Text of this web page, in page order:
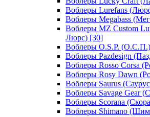
Воблеры Lurefans
Воблеры Megabass
Воблеры MZ Custom
Люрс) [30]
Воблеры O.S.P. (О.С.П.)
Воблеры Pazdesign
Воблеры Rosso Corsa
Воблеры Rosy Dawn
Воблеры Saurus
Воблеры Savage Gear
Воблеры Scorana
Воблеры Shimano